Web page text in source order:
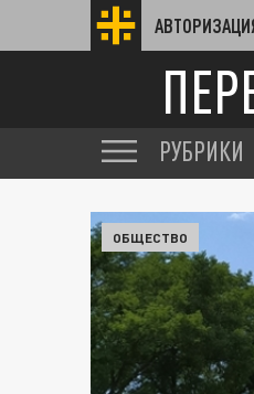
РУБРИКИ
ОБЩЕСТВО